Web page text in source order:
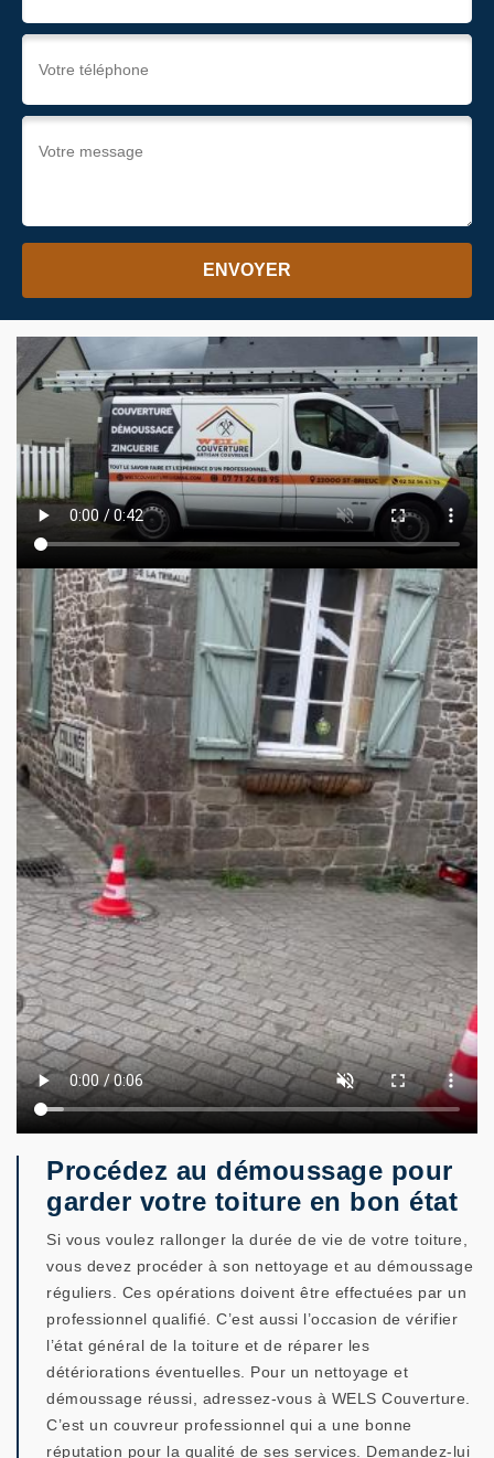
Procédez au démoussage pour
garder votre toiture en bon état
Si vous voulez rallonger la durée de vie de votre toiture,
vous devez procéder à son nettoyage et au démoussage
réguliers. Ces opérations doivent être effectuées par un
professionnel qualifié. C’est aussi l’occasion de vérifier
l’état général de la toiture et de réparer les
détériorations éventuelles. Pour un nettoyage et
démoussage réussi, adressez-vous à WELS Couverture.
C’est un couvreur professionnel qui a une bonne
réputation pour la qualité de ses services. Demandez-lui